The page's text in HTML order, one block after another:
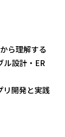
ら理解する
ル設計・ER
リ開発と実践